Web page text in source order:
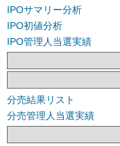
IPOサマリー分析
IPO初値分析
IPO管理人当選実績
分売結果リスト
分売管理人当選実績